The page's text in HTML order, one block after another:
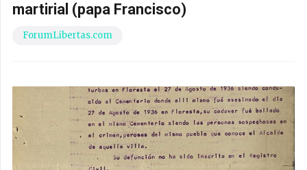
martirial (papa Francisco)
ForumLibertas.com